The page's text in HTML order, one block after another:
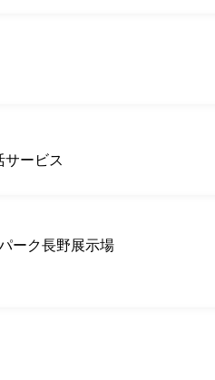
サービス
ーク長野展示場